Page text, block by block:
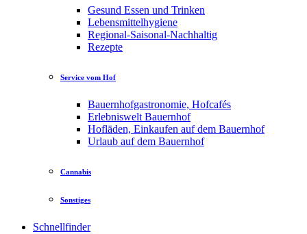
Gesund Essen und Trinken
Lebensmittelhygiene
Regional-Saisonal-Nachhaltig
Rezepte
Service vom Hof
Bauernhofgastronomie, Hofcafés
Erlebniswelt Bauernhof
Hofläden, Einkaufen auf dem Bauernhof
Urlaub auf dem Bauernhof
Cannabis
Sonstiges
Schnellfinder